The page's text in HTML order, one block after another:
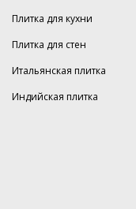
Плитка для кухни
Плитка для стен
Итальянская плитка
Индийская плитка